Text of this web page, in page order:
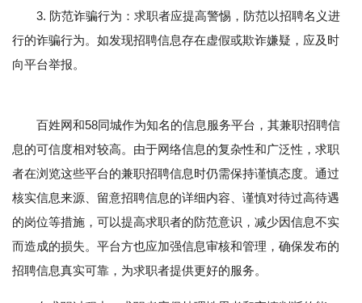
3. 防范诈骗行为：求职者应提高警惕，防范以招聘名义进
行的诈骗行为。如发现招聘信息存在虚假或欺诈嫌疑，应及时
向平台举报。
百姓网和58同城作为知名的信息服务平台，其兼职招聘信
息的可信度相对较高。由于网络信息的复杂性和广泛性，求职
者在浏览这些平台的兼职招聘信息时仍需保持谨慎态度。通过
核实信息来源、留意招聘信息的详细内容、谨慎对待过高待遇
的岗位等措施，可以提高求职者的防范意识，减少因信息不实
而造成的损失。平台方也应加强信息审核和管理，确保发布的
招聘信息真实可靠，为求职者提供更好的服务。